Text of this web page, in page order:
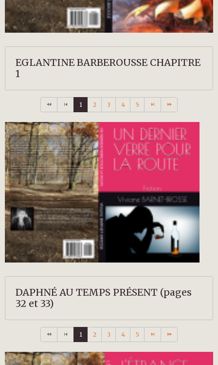
EGLANTINE BARBEROUSSE CHAPITRE
1
1 2 3 4 5
DAPHNÉ AU TEMPS PRÉSENT (pages
32 et 33)
1 2 3 4 5